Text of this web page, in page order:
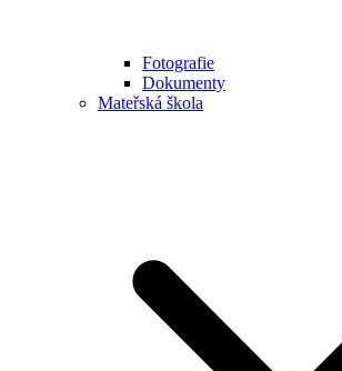
Fotografie
Dokumenty
Mateřská škola